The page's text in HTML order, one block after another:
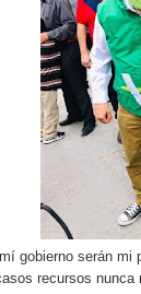
gobierno serán mi
recursos